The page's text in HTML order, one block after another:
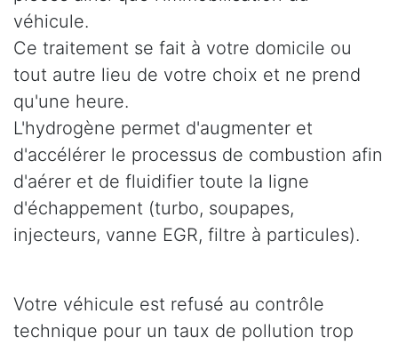
véhicule.
Ce traitement se fait à votre domicile ou
tout autre lieu de votre choix et ne prend
qu'une heure.
L'hydrogène permet d'augmenter et
d'accélérer le processus de combustion afin
d'aérer et de fluidifier toute la ligne
d'échappement (turbo, soupapes,
injecteurs, vanne EGR, filtre à particules).
Votre véhicule est refusé au contrôle
technique pour un taux de pollution trop